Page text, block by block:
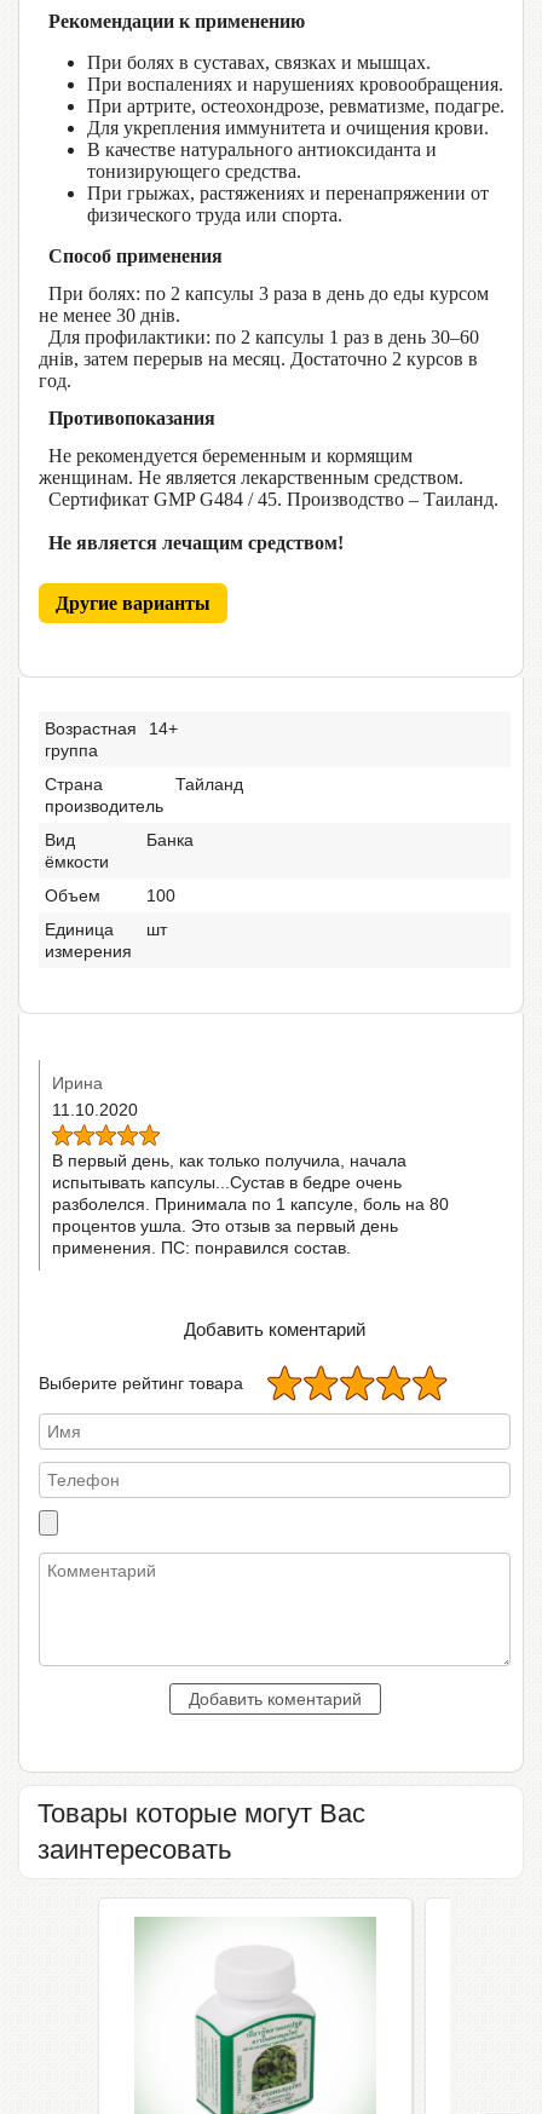
Рекомендации к применению
При болях в суставах, связках и мышцах.
При воспалениях и нарушениях кровообращения.
При артрите, остеохондрозе, ревматизме, подагре.
Для укрепления иммунитета и очищения крови.
В качестве натурального антиоксиданта и
тонизирующего средства.
При грыжах, растяжениях и перенапряжении от
физического труда или спорта.
Способ применения
При болях: по 2 капсулы 3 раза в день до еды курсом
не менее 30 днів.
Для профилактики: по 2 капсулы 1 раз в день 30–60
днів, затем перерыв на месяц. Достаточно 2 курсов в
год.
Противопоказания
Не рекомендуется беременным и кормящим
женщинам. Не является лекарственным средством.
Сертификат GMP G484 / 45. Производство – Таиланд.
Не является лечащим средством!
Другие варианты
Возрастная
группа
14+
Страна
производитель
Тайланд
Вид
ёмкости
Банка
Объем
100
Единица
измерения
шт
Ирина
11.10.2020
В первый день, как только получила, начала
испытывать капсулы...Сустав в бедре очень
разболелся. Принимала по 1 капсуле, боль на 80
процентов ушла. Это отзыв за первый день
применения. ПС: понравился состав.
Добавить коментарий
Выберите рейтинг товара
Товары которые могут Вас
заинтересовать